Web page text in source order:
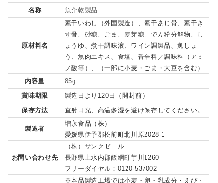
名称
魚介乾製品
原材料名
素干いわし（外国製造）、素干あじ骨、素干き
す骨、砂糖、ごま、麦芽糖、でん粉分解物、し
ょうゆ、煮干調味液、ワイン調製品、魚しょ
う、魚肉エキス、食塩、香辛料／調味料（アミ
ノ酸等）、（一部に小麦・ごま・大豆を含む）
内容量
85g
賞味期限
製造日より120日（開封前）
保存方法
直射日光、高温多湿を避け保存してください。
製造者
増永食品（株）
愛媛県伊予郡松前町北川原2028-1
お問い合わせ先
（株）サンクゼール
長野県上水内郡飯綱町芋川1260
フリーダイヤル：0120-537002
※本品製造工場では小麦・卵・乳成分・えび・